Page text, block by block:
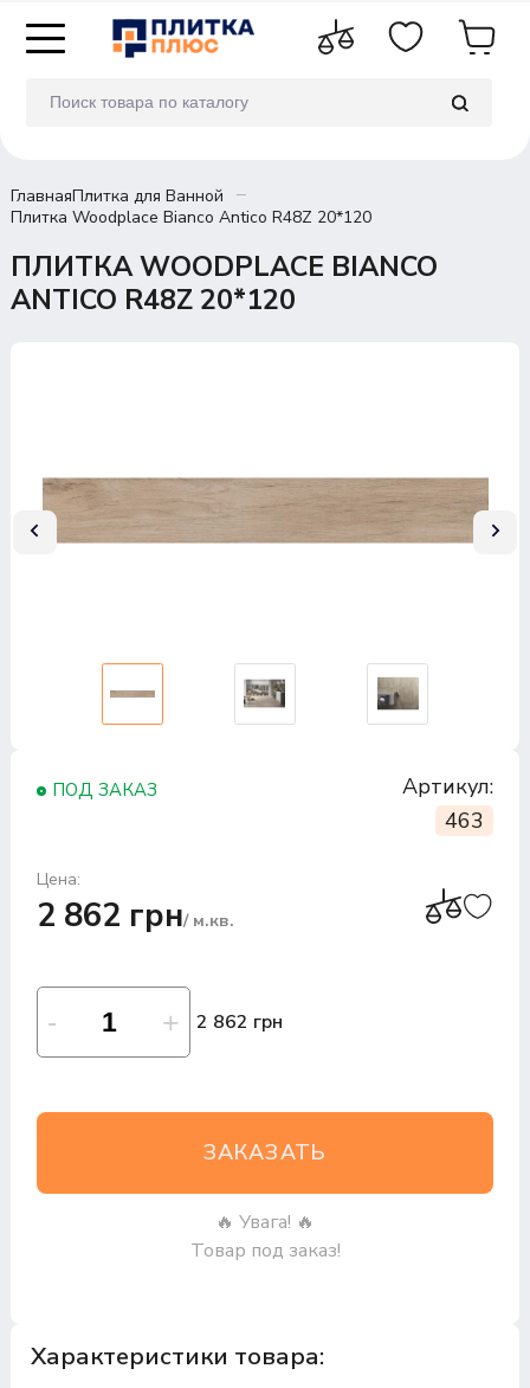
ГлавнаяПлитка для Ванной
Плитка Woodplace Bianco Antico R48Z 20*120
ПЛИТКА WOODPLACE BIANCO
ANTICO R48Z 20*120
ПОД ЗАКАЗ
Артикул:
463
Цена:
2 862 грн/ м.кв.
2 862 грн
ЗАКАЗАТЬ
🔥 Увага! 🔥
Товар под заказ!
Характеристики товара: